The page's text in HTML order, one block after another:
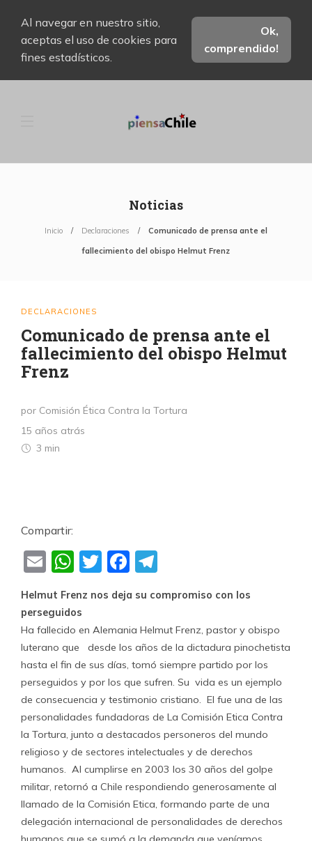
Al navegar en nuestro sitio,
aceptas el uso de cookies para
fines estadísticos.
Ok,
comprendido!
Noticias
Inicio Declaraciones Comunicado de prensa ante el
fallecimiento del obispo Helmut Frenz
DECLARACIONES
Comunicado de prensa ante el
fallecimiento del obispo Helmut
Frenz
por Comisión Ética Contra la Tortura
15 años atrás
3 min
Compartir:
EmailWhatsApp
TwitterFacebook
Helmut Frenz nos deja su compromiso con los
perseguidos
Ha fallecido en Alemania Helmut Frenz, pastor y obispo
luterano que desde los años de la dictadura pinochetista
hasta el fin de sus días, tomó siempre partido por los
perseguidos y por los que sufren. Su vida es un ejemplo
de consecuencia y testimonio cristiano. El fue una de las
personalidades fundadoras de La Comisión Etica Contra
la Tortura, junto a destacados personeros del mundo
religioso y de sectores intelectuales y de derechos
humanos. Al cumplirse en 2003 los 30 años del golpe
militar, retornó a Chile respondiendo generosamente al
llamado de la Comisión Etica, formando parte de una
delegación internacional de personalidades de derechos